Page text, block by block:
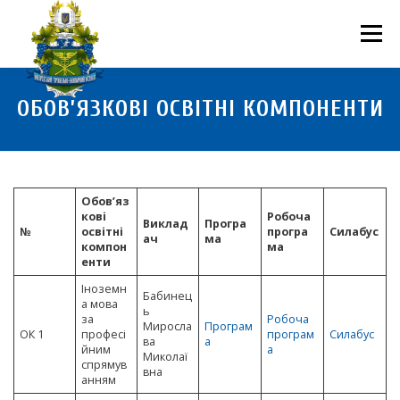
Меню
ПРО НАС НАУКОВА ДІЯЛЬНІСТЬ СТУДЕНТУ
ОБОВ’ЯЗКОВІ ОСВІТНІ КОМПОНЕНТИ
№
Обов’яз
кові
освітні
компон
енти
Виклад
ач
Програ
ма
Робоча
програ
ма
Силабус
ОК 1
Іноземн
а мова
за
професі
йним
спрямув
анням
Бабинец
ь
Миросла
ва
Миколаї
вна
Програм
а
Робоча
програм
а
Силабус